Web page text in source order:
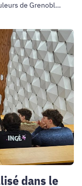
de Grenoble
dans le